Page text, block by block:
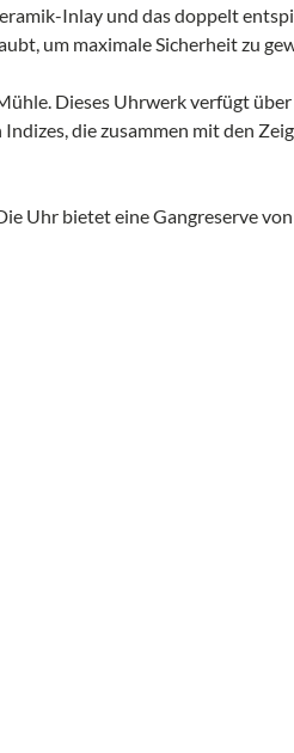
Inlay und das doppelt
um maximale Sicherheit zu
Dieses Uhrwerk verfügt über
die zusammen mit den
Uhr bietet eine Gangreserve von